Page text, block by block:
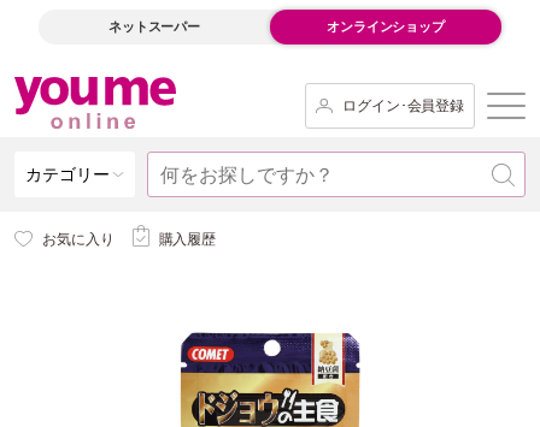
ネットスーパー オンラインショップ
ログイン･会員登録
カテゴリー
お気に入り 購入履歴